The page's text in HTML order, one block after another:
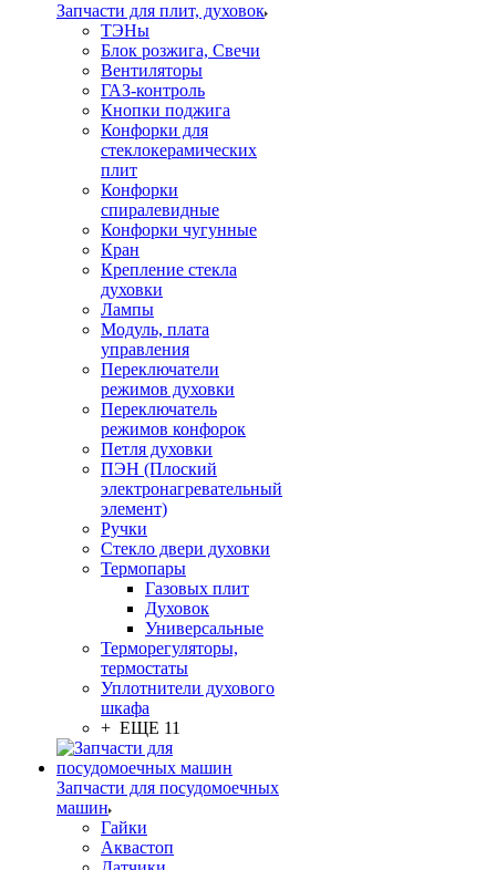
Запчасти для плит, духовок
ТЭНы
Блок розжига, Свечи
Вентиляторы
ГАЗ-контроль
Кнопки поджига
Конфорки для
стеклокерамических
плит
Конфорки
спиралевидные
Конфорки чугунные
Кран
Крепление стекла
духовки
Лампы
Модуль, плата
управления
Переключатели
режимов духовки
Переключатель
режимов конфорок
Петля духовки
ПЭН (Плоский
электронагревательный
элемент)
Ручки
Стекло двери духовки
Термопары
Газовых плит
Духовок
Универсальные
Терморегуляторы,
термостаты
Уплотнители духового
шкафа
+ ЕЩЕ 11
Запчасти для посудомоечных
машин
Гайки
Аквастоп